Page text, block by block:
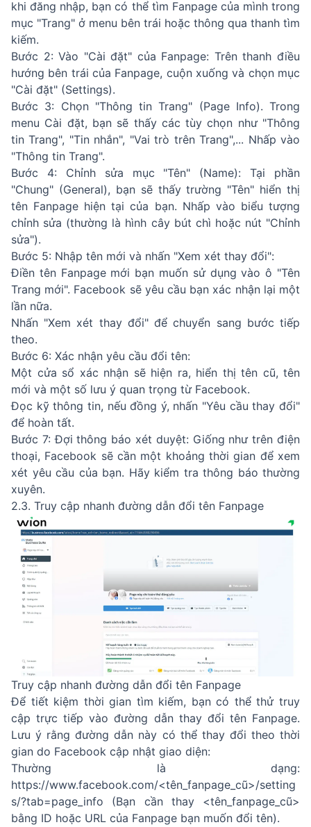
khi đăng nhập, bạn có thể tìm Fanpage của mình trong
mục "Trang" ở menu bên trái hoặc thông qua thanh tìm
kiếm.
Bước 2: Vào "Cài đặt" của Fanpage: Trên thanh điều
hướng bên trái của Fanpage, cuộn xuống và chọn mục
"Cài đặt" (Settings).
Bước 3: Chọn "Thông tin Trang" (Page Info). Trong
menu Cài đặt, bạn sẽ thấy các tùy chọn như "Thông
tin Trang", "Tin nhắn", "Vai trò trên Trang",... Nhấp vào
"Thông tin Trang".
Bước 4: Chỉnh sửa mục "Tên" (Name): Tại phần
"Chung" (General), bạn sẽ thấy trường "Tên" hiển thị
tên Fanpage hiện tại của bạn. Nhấp vào biểu tượng
chỉnh sửa (thường là hình cây bút chì hoặc nút "Chỉnh
sửa").
Bước 5: Nhập tên mới và nhấn "Xem xét thay đổi":
Điền tên Fanpage mới bạn muốn sử dụng vào ô "Tên
Trang mới". Facebook sẽ yêu cầu bạn xác nhận lại một
lần nữa.
Nhấn "Xem xét thay đổi" để chuyển sang bước tiếp
theo.
Bước 6: Xác nhận yêu cầu đổi tên:
Một cửa sổ xác nhận sẽ hiện ra, hiển thị tên cũ, tên
mới và một số lưu ý quan trọng từ Facebook.
Đọc kỹ thông tin, nếu đồng ý, nhấn "Yêu cầu thay đổi"
để hoàn tất.
Bước 7: Đợi thông báo xét duyệt: Giống như trên điện
thoại, Facebook sẽ cần một khoảng thời gian để xem
xét yêu cầu của bạn. Hãy kiểm tra thông báo thường
xuyên.
2.3. Truy cập nhanh đường dẫn đổi tên Fanpage
Truy cập nhanh đường dẫn đổi tên Fanpage
Để tiết kiệm thời gian tìm kiếm, bạn có thể thử truy
cập trực tiếp vào đường dẫn thay đổi tên Fanpage.
Lưu ý rằng đường dẫn này có thể thay đổi theo thời
gian do Facebook cập nhật giao diện:
Thường là dạng:
https://www.facebook.com/<tên_fanpage_cũ>/setting
s/?tab=page_info (Bạn cần thay <tên_fanpage_cũ>
bằng ID hoặc URL của Fanpage bạn muốn đổi tên).